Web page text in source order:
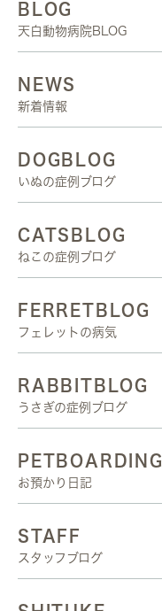
BLOG
天白動物病院BLOG
NEWS
新着情報
DOGBLOG
いぬの症例ブログ
CATSBLOG
ねこの症例ブログ
FERRETBLOG
フェレットの病気
RABBITBLOG
うさぎの症例ブログ
PETBOARDING
お預かり日記
STAFF
スタッフブログ